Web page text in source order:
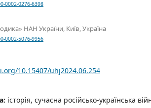
0002-0276-6398
НАН України, Київ, Україна
0002-5076-9956
10.15407/uhj2024.06.254
історія, сучасна російсько-українська